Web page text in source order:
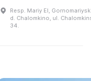
Resp. Mariy El,
d. Chalomkino, ul.
34.